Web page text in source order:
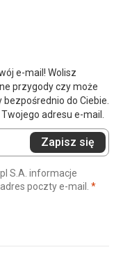
e-mail! Wolisz
przygody czy może
do Ciebie.
adresu e-mail.
Zapisz się
S.A. informacje
poczty e-mail. *